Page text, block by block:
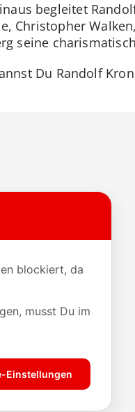
begleitet
Christopher
seine
Du Randolf